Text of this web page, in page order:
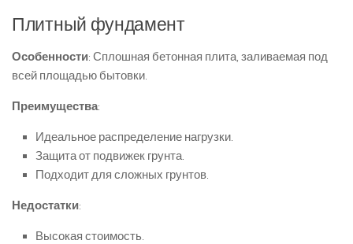
Плитный фундамент
Особенности: Сплошная бетонная плита, заливаемая под
всей площадью бытовки.
Преимущества:
Идеальное распределение нагрузки.
Защита от подвижек грунта.
Подходит для сложных грунтов.
Недостатки:
Высокая стоимость.